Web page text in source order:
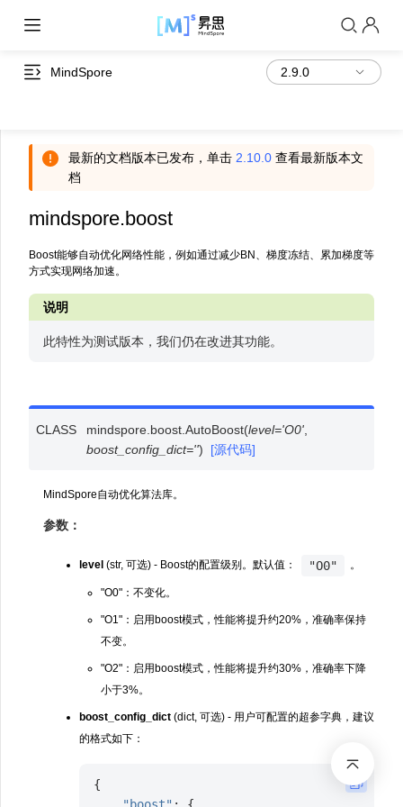
MindSpore
最新的文档版本已发布，单击 2.10.0 查看最新版本文
档
mindspore.boost
Boost能够自动优化网络性能，例如通过减少BN、梯度冻结、累加梯度等
方式实现网络加速。
说明
此特性为测试版本，我们仍在改进其功能。
CLASS mindspore.boost.AutoBoost(level='O0'
boost_config_dict='') [源代码]
MindSpore自动优化算法库。
参数：
level (str, 可选) - Boost的配置级别。默认值： "O0" 。
"O0"：不变化。
"O1"：启用boost模式，性能将提升约20%，准确率保持
不变。
"O2"：启用boost模式，性能将提升约30%，准确率下降
小于3%。
boost_config_dict (dict, 可选) - 用户可配置的超参字典，建议
的格式如下：
{